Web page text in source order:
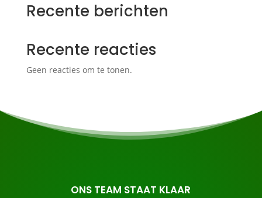
Recente berichten
Recente reacties
Geen reacties om te tonen.
ONS TEAM STAAT KLAAR